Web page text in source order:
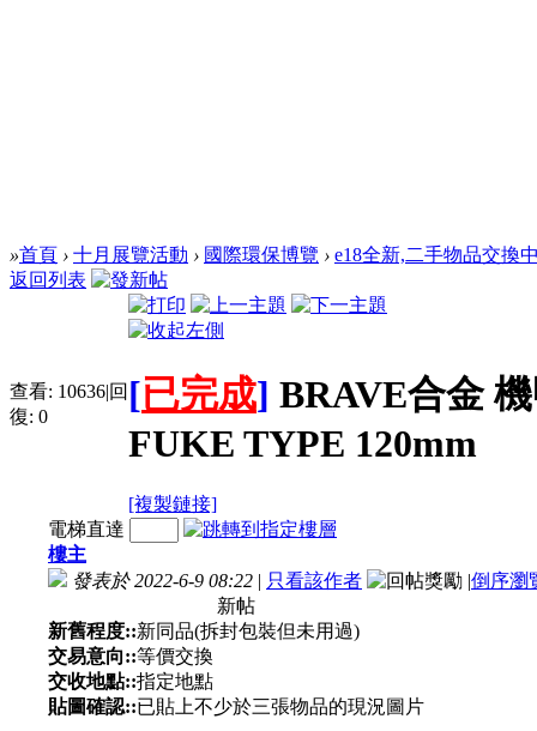
»首頁 › 十月展覽活動 › 國際環保博覽 › e18全新,二手物品交換
返回列表
查看: 10636|回
復: 0
[已完成] BRAVE合金
FUKE TYPE 120mm
[複製鏈接]
電梯直達
樓主
發表於 2022-6-9 08:22 | 只看該作者 |倒序瀏
新帖
新舊程度::新同品(拆封包裝但未用過)
交易意向::等價交換
交收地點::指定地點
貼圖確認::已貼上不少於三張物品的現況圖片